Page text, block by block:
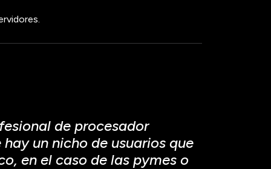
de procesador
un nicho de usuarios que
en el caso de las pymes o